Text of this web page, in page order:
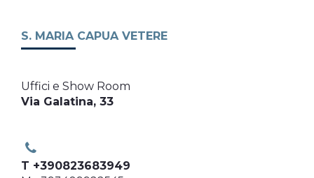
S. MARIA CAPUA VETERE
Uffici e Show Room
Via Galatina, 33
T +390823683949